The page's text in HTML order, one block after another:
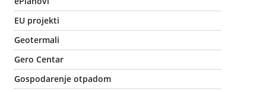
EU projekti
Geotermali
Gero Centar
Gospodarenje otpadom